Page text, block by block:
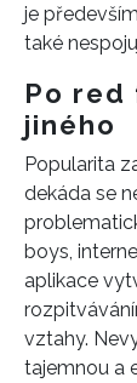
je
také
Po red
jiného
Popularita
dekáda se
boys,
aplikace
vztahy.
tajemnou a